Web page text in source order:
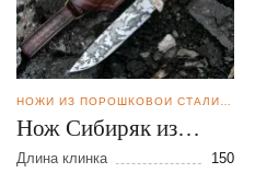
Нож Сибиряк из
стали S390
Длина клинка
150